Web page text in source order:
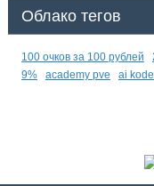
Облако тегов
100 очков за 100 рублей
9%
academy pve ai